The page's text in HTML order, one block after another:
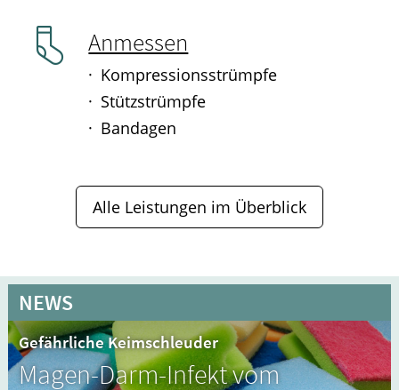
Anmessen
Kompressionsstrümpfe
Stützstrümpfe
Bandagen
Alle Leistungen im Überblick
NEWS
Gefährliche Keimschleuder
Magen-Darm-Infekt vom